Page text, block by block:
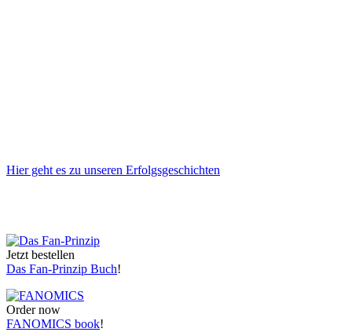
Hier geht es zu unseren Erfolgsgeschichten
Jetzt bestellen
Das Fan-Prinzip Buch!
Order now
FANOMICS book!